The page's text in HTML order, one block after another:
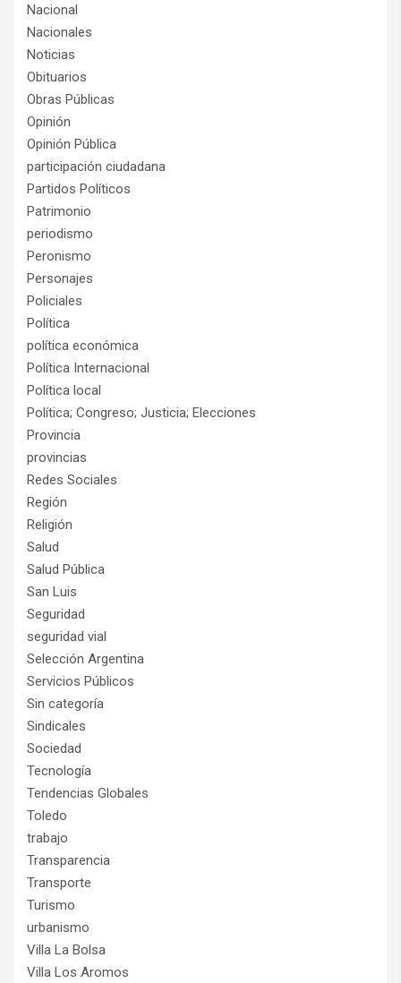
Nacional
Nacionales
Noticias
Obituarios
Obras Públicas
Opinión
Opinión Pública
participación ciudadana
Partidos Políticos
Patrimonio
periodismo
Peronismo
Personajes
Policiales
Política
política económica
Política Internacional
Política local
Política; Congreso; Justicia; Elecciones
Provincia
provincias
Redes Sociales
Región
Religión
Salud
Salud Pública
San Luis
Seguridad
seguridad vial
Selección Argentina
Servicios Públicos
Sin categoría
Sindicales
Sociedad
Tecnología
Tendencias Globales
Toledo
trabajo
Transparencia
Transporte
Turismo
urbanismo
Villa La Bolsa
Villa Los Aromos